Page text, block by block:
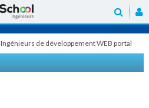
Ingénieurs de développement WEB portal